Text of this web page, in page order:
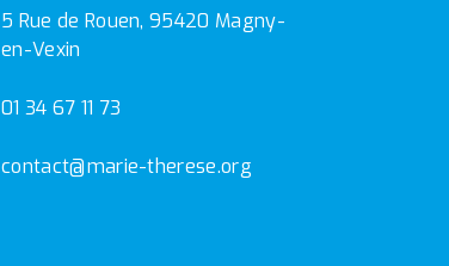
5 Rue de Rouen, 95420 Magny-
en-Vexin
01 34 67 11 73
contact@marie-therese.org